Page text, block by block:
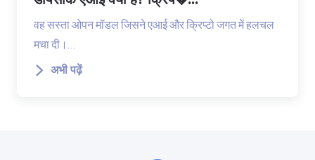
वह सस्ता ओपन मॉडल जिसने एआई और क्रिप्टो जगत में हलचल
मचा दी।…
अभी पढ़ें